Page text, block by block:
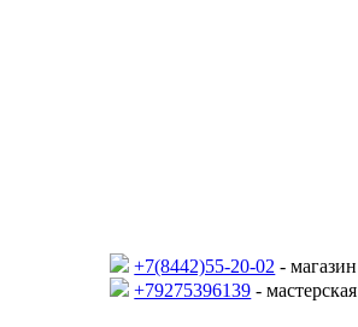
+7(8442)55-20-02 - магазин
+79275396139 - мастерская